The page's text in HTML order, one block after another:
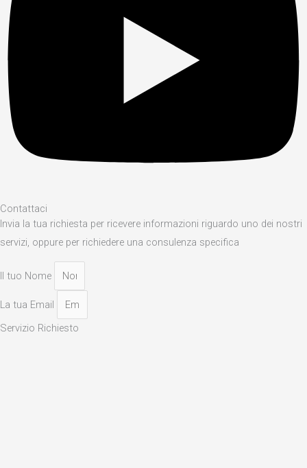
Contattaci
Invia la tua richiesta per ricevere informazioni riguardo uno dei nostri
servizi, oppure per richiedere una consulenza specifica
Il tuo Nome
La tua Email
Servizio Richiesto